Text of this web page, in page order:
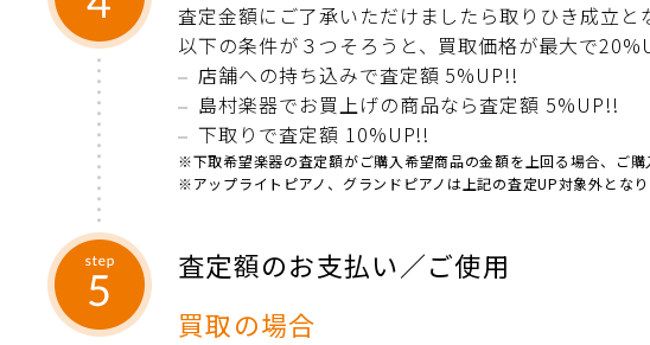
査定金額にご了承いただけましたら取りひき成立と
以下の条件が３つそろうと、買取価格が最大で
店舗への持ち込みで査定額 5%UP!!
島村楽器でお買上げの商品なら査定額 5%UP!!
下取りで査定額 10%UP!!
※下取希望楽器の査定額がご購入希望商品の金額を上回る場合、ご
※アップライトピアノ、グランドピアノは上記の査定UP対象外となり
査定額のお支払い／ご使用
買取の場合